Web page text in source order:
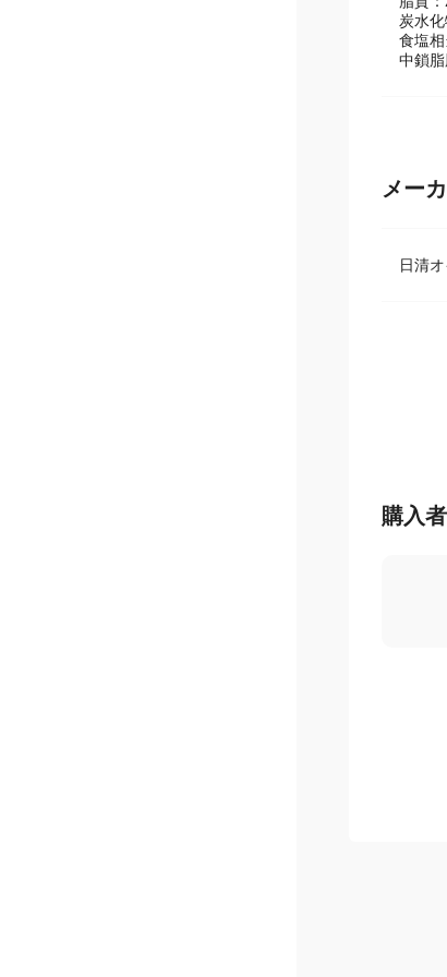
炭水
食塩
中鎖
メー
日清
購入